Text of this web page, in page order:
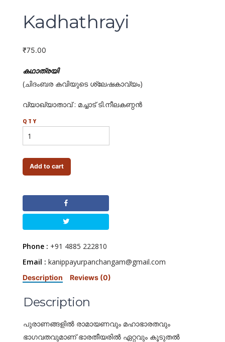
Kadhathrayi
₹75.00
കഥാത്രയി
(ചിദംബര കവിയുടെ ശ്ലേഷകാവ്യം)
വ്യാഖ്യാതാവ് : മച്ചാട് ടി.നീലകണ്ഠന്‍
QTY
Add to cart
Phone : +91 4885 222810
Email : kanippayurpanchangam@gmail.com
Description Reviews (0)
Description
പുരാണങ്ങളില്‍ രാമായണവും മഹാഭാരതവും
ഭാഗവതവുമാണ് ഭാരതീയരില്‍ ഏറ്റവും കൂടുതല്‍